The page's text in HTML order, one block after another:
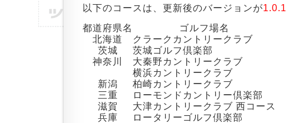
以下のコースは、更新後のバージョンが1.0.1
都道府県名
ゴルフ場名
北海道
クラークカントリークラブ
茨城
茨城ゴルフ倶楽部
神奈川
大秦野カントリークラブ
横浜カントリークラブ
新潟
柏崎カントリークラブ
三重
ローモンドカントリー倶楽部
滋賀
大津カントリークラブ 西コース
兵庫
ロータリーゴルフ倶楽部